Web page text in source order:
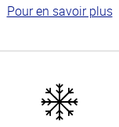
Pour en savoir plus